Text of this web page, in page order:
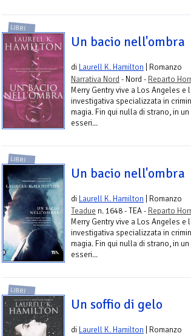
LIBRI
Un bacio nell'ombra
di Laurell K. Hamilton | Romanzo
Narrativa Nord- Nord - Reparto
Merry Gentry vive a Los Angeles e
investigativa specializzata in
magia. Fin qui nulla di strano, in
esseri...
LIBRI
Un bacio nell'ombra
di Laurell K. Hamilton | Romanzo
Teadue n. 1648 - TEA - Reparto
Merry Gentry vive a Los Angeles e
investigativa specializzata in
magia. Fin qui nulla di strano, in
esseri...
LIBRI
Un soffio di gelo
di Laurell K. Hamilton | Romanzo